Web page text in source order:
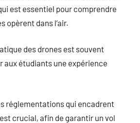
est essentiel pour comprendre
opèrent dans l’air.
des drones est souvent
aux étudiants une expérience
réglementations qui encadrent
crucial, afin de garantir un vol